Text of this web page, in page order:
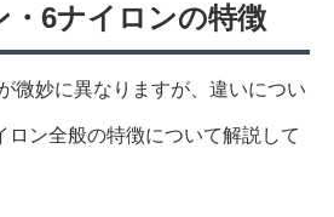
・6ナイロンの特徴
微妙に異なりますが、違いについ
ロン全般の特徴について解説して